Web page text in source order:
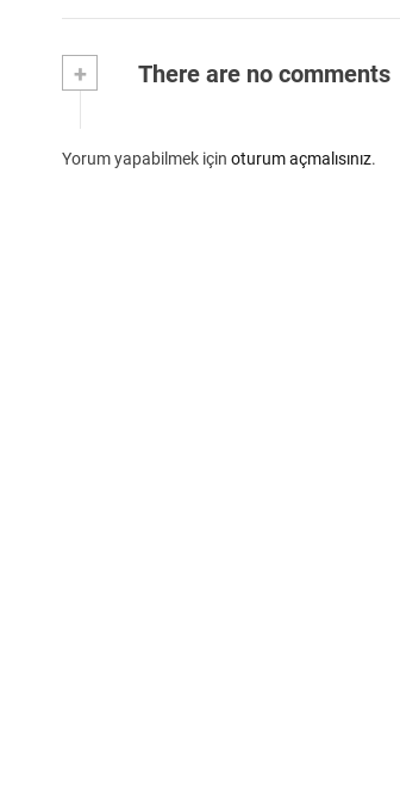
+ There are no comments
Yorum yapabilmek için oturum açmalısınız.